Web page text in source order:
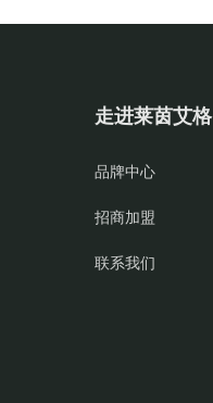
走进莱茵艾格
品牌中心
招商加盟
联系我们